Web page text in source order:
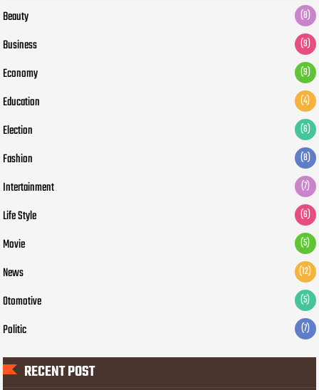
Beauty (8)
Business (9)
Economy (9)
Education (4)
Election (6)
Fashion (8)
Intertainment (7)
Life Style (6)
Movie (5)
News (12)
Otomotive (5)
Politic (7)
RECENT POST